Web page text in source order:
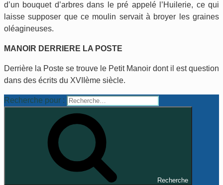
d’un bouquet d’arbres dans le pré appelé l’Huilerie, ce qui
laisse supposer que ce moulin servait à broyer les graines
oléagineuses.
MANOIR DERRIERE LA POSTE
Derrière la Poste se trouve le Petit Manoir dont il est question
dans des écrits du XVIIème siècle.
Recherche pour :
Recherche